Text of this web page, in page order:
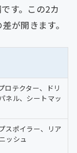
す。この2カ
が開きます。
ロテクター、ドリ
ネル、シートマッ
スポイラー、リア
ッシュ